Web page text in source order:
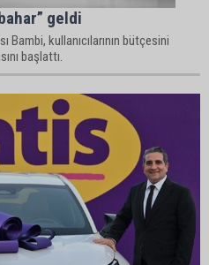
geldi
Bambi, kullanıcılarının bütçesini
başlattı.